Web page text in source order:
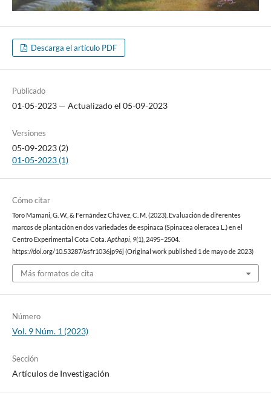
Descarga el artículo PDF
Publicado
01-05-2023 — Actualizado el 05-09-2023
Versiones
05-09-2023 (2)
01-05-2023 (1)
Cómo citar
Toro Mamani, G. W., & Fernández Chávez, C. M. (2023). Evaluación de diferentes
marcos de plantación en dos variedades de espinaca (Spinacea oleracea L.) en el
Centro Experimental Cota Cota.Apthapi, 9(1), 2495–2504.
https://doi.org/10.53287/asfr1036jp96j (Original work published 1 de mayo de 2023)
Más formatos de cita
Número
Vol. 9 Núm. 1 (2023)
Sección
Artículos de Investigación